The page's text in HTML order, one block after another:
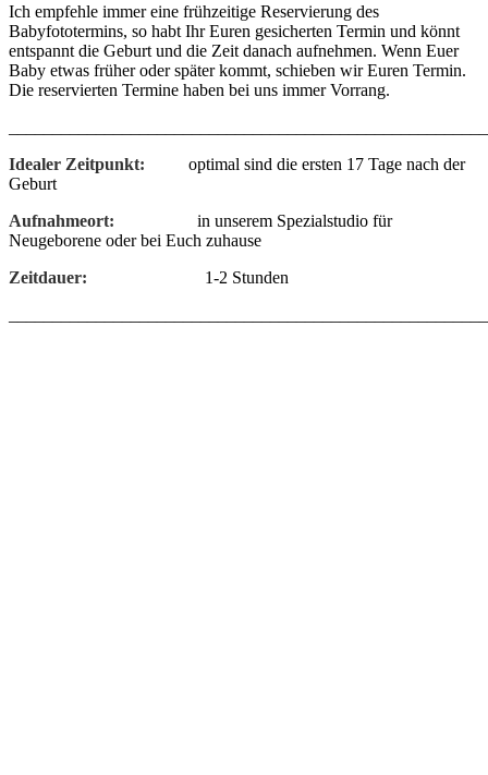
Ich empfehle immer eine frühzeitige Reservierung des
Babyfototermins, so habt Ihr Euren gesicherten Termin und könnt
entspannt die Geburt und die Zeit danach aufnehmen. Wenn Euer
Baby etwas früher oder später kommt, schieben wir Euren Termin.
Die reservierten Termine haben bei uns immer Vorrang.
Idealer Zeitpunkt:
optimal sind die ersten 17 Tage nach der
Geburt
Aufnahmeort:
in unserem Spezialstudio für
Neugeborene oder bei Euch zuhause
Zeitdauer:
1-2 Stunden